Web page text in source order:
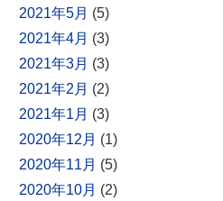
2021年5月 (5)
2021年4月 (3)
2021年3月 (3)
2021年2月 (2)
2021年1月 (3)
2020年12月 (1)
2020年11月 (5)
2020年10月 (2)